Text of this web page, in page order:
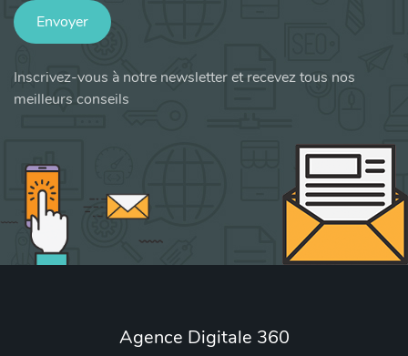
Envoyer
Inscrivez-vous à notre newsletter et recevez tous nos
meilleurs conseils
Agence Digitale 360